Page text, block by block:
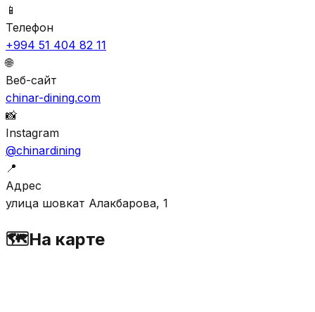
📱
Телефон
+994 51 404 82 11
🌐
Веб-сайт
chinar-dining.com
📸
Instagram
@chinardining
📍
Адрес
улица шовкат Алакбарова, 1
🗺️На карте